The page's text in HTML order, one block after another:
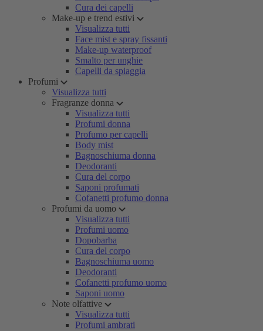
Cura dei capelli
Make-up e trend estivi
Visualizza tutti
Face mist e spray fissanti
Make-up waterproof
Smalto per unghie
Capelli da spiaggia
Profumi
Visualizza tutti
Fragranze donna
Visualizza tutti
Profumi donna
Profumo per capelli
Body mist
Bagnoschiuma donna
Deodoranti
Cura del corpo
Saponi profumati
Cofanetti profumo donna
Profumi da uomo
Visualizza tutti
Profumi uomo
Dopobarba
Cura del corpo
Bagnoschiuma uomo
Deodoranti
Cofanetti profumo uomo
Saponi uomo
Note olfattive
Visualizza tutti
Profumi ambrati